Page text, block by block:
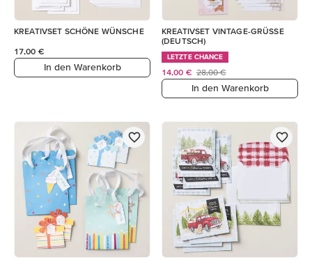
KREATIVSET SCHÖNE WÜNSCHE
17,00 €
In den Warenkorb
KREATIVSET VINTAGE-GRÜSSE
(DEUTSCH)
LETZTE CHANCE
14,00 € 28,00 €
In den Warenkorb